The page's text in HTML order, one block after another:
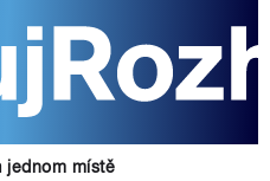
jednom místě